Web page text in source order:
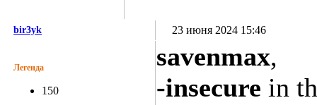
bir3yk 23 июня 2024 15:46
Легенда
150
savenmax,
-insecure in